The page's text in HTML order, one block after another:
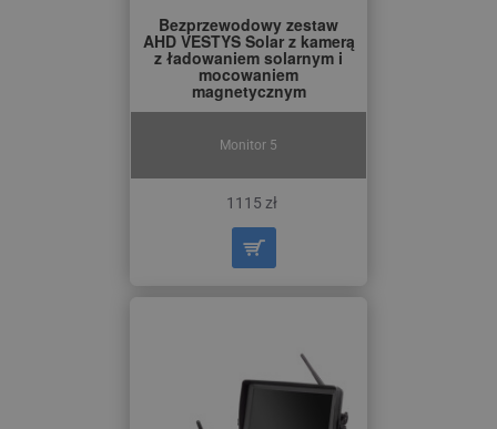
Monitor 5
Bezprzewodowy zestaw
AHD VESTYS Solar z kamerą
z ładowaniem solarnym i
mocowaniem
magnetycznym
1115 zł